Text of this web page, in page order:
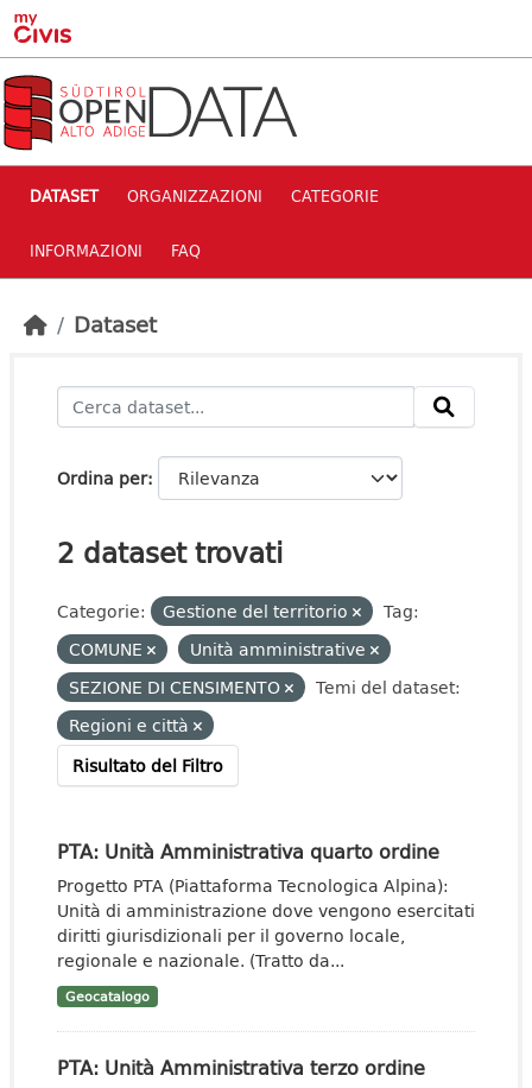
Skip to main content
DATASET ORGANIZZAZIONI CATEGORIE
INFORMAZIONI FAQ
Dataset
Ordina per
2 dataset trovati
Categorie: Gestione del territorio
Tag:
COMUNE
Unità amministrative
SEZIONE DI CENSIMENTO
Temi del dataset:
Regioni e città
Risultato del Filtro
PTA: Unità Amministrativa quarto ordine
Progetto PTA (Piattaforma Tecnologica Alpina):
Unità di amministrazione dove vengono esercitati
diritti giurisdizionali per il governo locale,
regionale e nazionale. (Tratto da...
Geocatalogo
PTA: Unità Amministrativa terzo ordine